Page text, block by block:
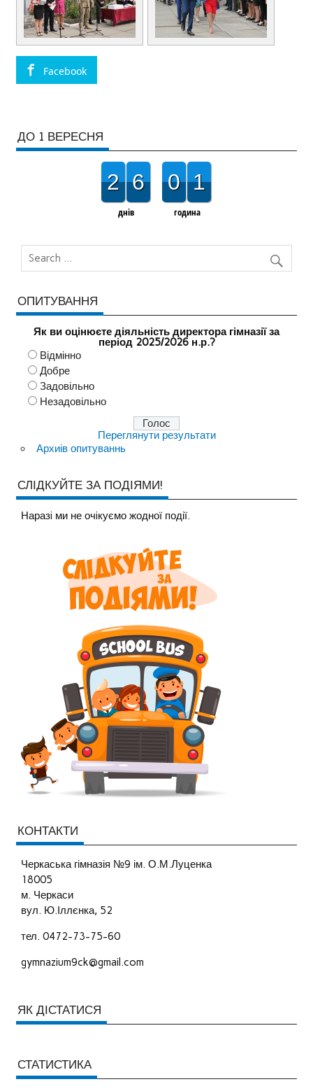
Facebook
ДО 1 ВЕРЕСНЯ
2 6
днів
0 1
година
ОПИТУВАННЯ
Як ви оцінюєте діяльність директора гімназії за
період 2025/2026 н.р.?
Відмінно
Добре
Задовільно
Незадовільно
Переглянути результати
Архиів опитуваннь
СЛІДКУЙТЕ ЗА ПОДІЯМИ!
Наразi ми не очiкуємо жодної події.
КОНТАКТИ
Черкаська гімназія №9 ім. О.М.Луценка
18005
м. Черкаси
вул. Ю.Іллєнка, 52
тел. 0472-73-75-60
gymnazium9ck@gmail.com
ЯК ДІСТАТИСЯ
СТАТИСТИКА